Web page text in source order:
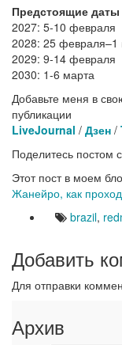
Предстоящие
2027: 5-10 февраля
2028: 25 февраля–1
2029: 9-14 февраля
2030: 1-6 марта
Добавьте меня в
публикации
LiveJournal / Дзен /
Поделитесь постом
Этот пост в моем
Жанейро, как
brazil,
Добавить
Для отправки
Архив